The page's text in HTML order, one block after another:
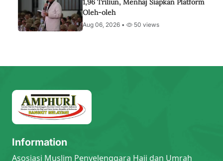
1,96 Triliun, Menhaj Siapkan Platform
Oleh-oleh
Aug 06, 2026 • 50 views
Information
Asosiasi Muslim Penyelenggara Haji dan Umrah